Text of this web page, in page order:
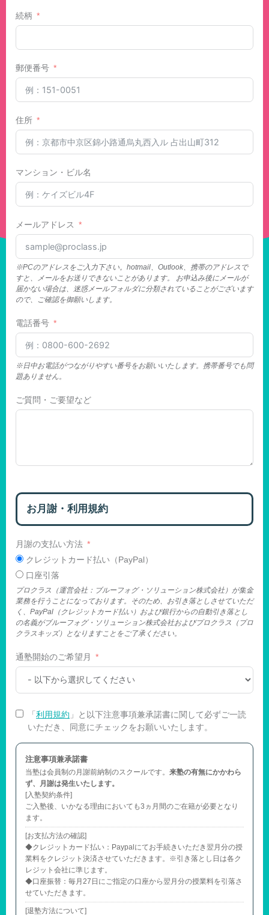
続柄
郵便番号
住所
マンション・ビル名
メールアドレス
※PCのアドレスをご入力下さい。hotmail、Outlook、携帯のアドレスで
すと、メールをお送りできないことがあります。 お申込み後にメールが
届かない場合は、迷惑メールフォルダに分類されていることがございます
ので、ご確認を御願いします。
電話番号
※日中お電話がつながりやすい番号をお願いいたします。携帯番号でも問
題ありません。
ご質問・ご要望など
お月謝・利用規約
月謝の支払い方法
クレジットカード払い（PayPal）
口座引落
プロクラス（運営会社：ブルーフォグ・ソリューション株式会社）が集金
業務を行うことになっております。そのため、お引き落としさせていただ
く、PayPal（クレジットカード払い）および銀行からの自動引き落とし
の名義がブルーフォグ・ソリューション株式会社およびプロクラス（プロ
クラスキッズ）となりますことをご了承ください。
通塾開始のご希望月
「利用規約 」と以下注意事項兼承諾書に関して必ずご一読
いただき、同意にチェックをお願いいたします。
注意事項兼承諾書
当塾は会員制の月謝前納制のスクールです。 来塾の有無にかかわら
ず、月謝は発生いたします。
[入塾契約条件]
ご入塾後、いかなる理由においても3ヵ月間のご在籍が必要となり
ます。
[お支払方法の確認]
◆クレジットカード払い：Paypalにてお手続きいただき翌月分の授
業料をクレジット決済させていただきます。※引き落とし日は各ク
レジット会社に準じます。
◆口座振替：毎月27日にご指定の口座から翌月分の授業料を引落さ
せていただきます。
[退塾方法について]